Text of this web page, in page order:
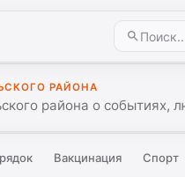
РАЙОНА
района о событиях,
Вакцинация Спорт